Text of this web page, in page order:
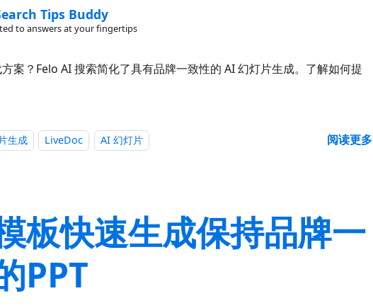
Tips Buddy
to answers at your fingertips
案？Felo AI 搜索简化了具有品牌一致性的 AI 幻灯片生成。了解如何提
生成 LiveDoc AI 幻灯片 阅读更多
板快速生成保持品牌一
PPT